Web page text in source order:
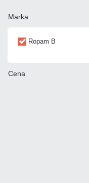
Marka
Ropam B
Cena